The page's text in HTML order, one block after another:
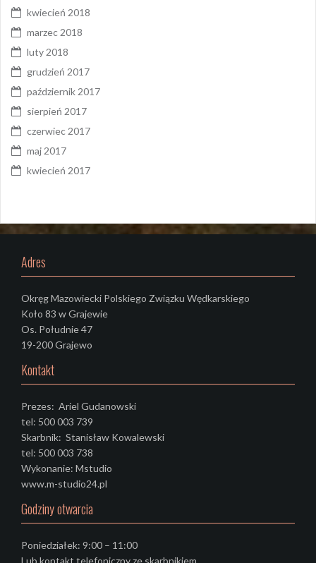
kwiecień 2018
marzec 2018
luty 2018
grudzień 2017
październik 2017
sierpień 2017
czerwiec 2017
maj 2017
kwiecień 2017
Adres
Okręg Mazowiecki Polskiego Związku Wędkarskiego
Koło 83 w Grajewie
Os. Południe 47
19-200 Grajewo
Kontakt
Prezes: Ariel Gudanowski
tel: 500 003 739
Skarbnik: Stanisław Kowalewski
tel: 500 003 738
Wykonanie: Mstudio
www.m-studio24.pl
Godziny otwarcia
Poniedziałek: 9:00 – 11:00